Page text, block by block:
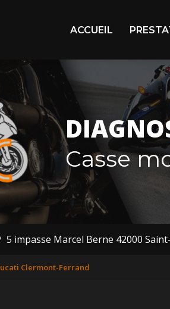
ACCUEIL
Casse
5 impasse Marcel Berne 42000
Clermont-Ferrand